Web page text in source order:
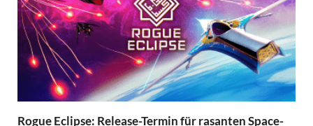
Rogue Eclipse: Release-Termin für rasanten Space-